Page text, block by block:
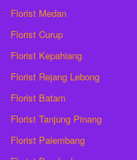
Florist Medan
Florist Curup
Florist Kepahiang
Florist Rejang Lebong
Florist Batam
Florist Tanjung Pinang
Florist Palembang